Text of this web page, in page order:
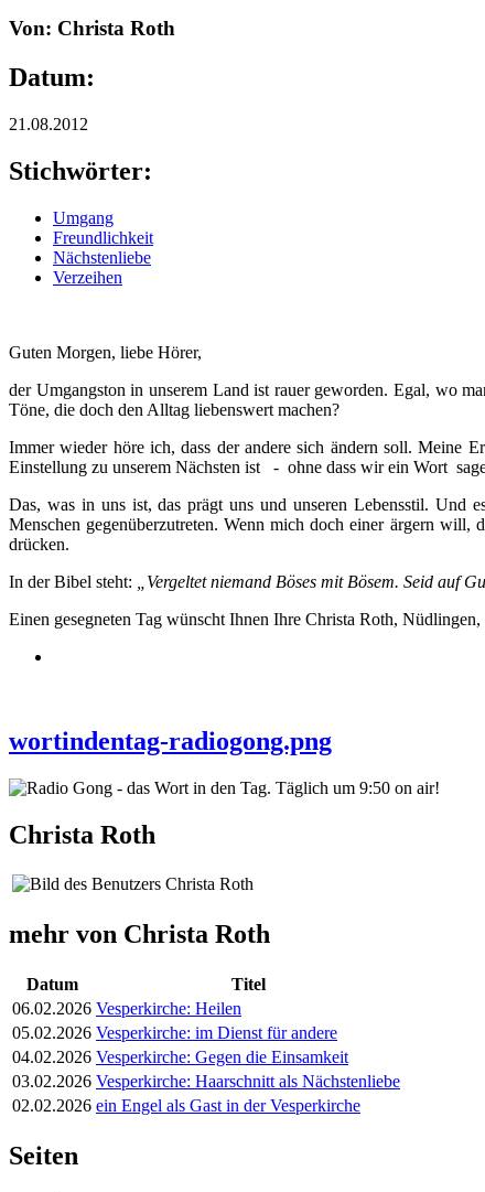
Von: Christa Roth
Datum:
21.08.2012
Stichwörter:
Umgang
Freundlichkeit
Nächstenliebe
Verzeihen
Guten Morgen, liebe Hörer,
der Umgangston in unserem Land ist rauer geworden. Egal, wo
Töne, die doch den Alltag liebenswert machen?
Immer wieder höre ich, dass der andere sich ändern soll. Meine
Einstellung zu unserem Nächsten ist - ohne dass wir ein Wort
Das, was in uns ist, das prägt uns und unseren Lebensstil. Und
Menschen gegenüberzutreten. Wenn mich doch einer ärgern
drücken.
In der Bibel steht:
„Vergeltet niemand Böses mit Bösem. Seid auf
Einen gesegneten Tag wünscht Ihnen Ihre Christa Roth,
wortindentag-radiogong.png
Christa Roth
mehr von Christa Roth
Datum
Titel
06.02.2026 Vesperkirche: Heilen
05.02.2026 Vesperkirche: im Dienst für andere
04.02.2026 Vesperkirche: Gegen die Einsamkeit
03.02.2026 Vesperkirche: Haarschnitt als Nächstenliebe
02.02.2026 ein Engel als Gast in der Vesperkirche
Seiten